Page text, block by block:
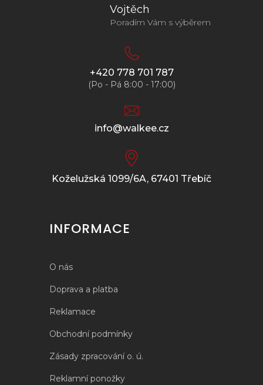
Vojtěch
Poradím Vám s výběrem
+420 778 701 787
(Po - Pá 8:00 - 17:00)
info@walkee.cz
Koželužská 1099/6A, 67401 Třebíč
INFORMACE
O nás
Doprava a platba
Reklamace
Obchodní podmínky
Zásady zpracování o. ú.
Reklamní ponožky